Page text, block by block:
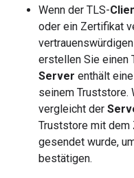
Wenn der TLS-
oder ein Zertifikat
erstellen Sie einen
Server enthält
seinem Truststore.
vergleicht der
Truststore mit dem
gesendet wurde,
bestätigen.